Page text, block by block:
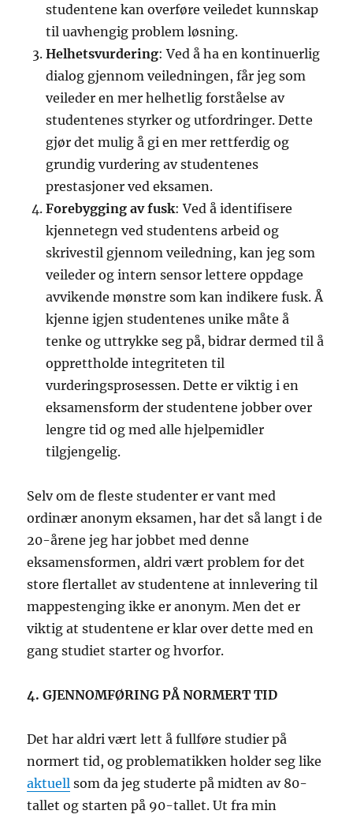
studentene kan overføre veiledet kunnskap
til uavhengig problem løsning.
Helhetsvurdering: Ved å ha en kontinuerlig
dialog gjennom veiledningen, får jeg som
veileder en mer helhetlig forståelse av
studentenes styrker og utfordringer. Dette
gjør det mulig å gi en mer rettferdig og
grundig vurdering av studentenes
prestasjoner ved eksamen.
Forebygging av fusk: Ved å identifisere
kjennetegn ved studentens arbeid og
skrivestil gjennom veiledning, kan jeg som
veileder og intern sensor lettere oppdage
avvikende mønstre som kan indikere fusk. Å
kjenne igjen studentenes unike måte å
tenke og uttrykke seg på, bidrar dermed til å
opprettholde integriteten til
vurderingsprosessen. Dette er viktig i en
eksamensform der studentene jobber over
lengre tid og med alle hjelpemidler
tilgjengelig.
Selv om de fleste studenter er vant med
ordinær anonym eksamen, har det så langt i de
20-årene jeg har jobbet med denne
eksamensformen, aldri vært problem for det
store flertallet av studentene at innlevering til
mappestenging ikke er anonym. Men det er
viktig at studentene er klar over dette med en
gang studiet starter og hvorfor.
4. GJENNOMFØRING PÅ NORMERT TID
Det har aldri vært lett å fullføre studier på
normert tid, og problematikken holder seg like
aktuell som da jeg studerte på midten av 80-
tallet og starten på 90-tallet. Ut fra min